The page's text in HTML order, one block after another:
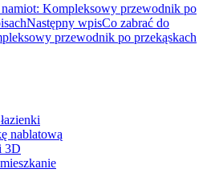
namiot: Kompleksowy przewodnik po
Następny wpisCo zabrać do
przewodnik po przekąskach
nablatową
3D